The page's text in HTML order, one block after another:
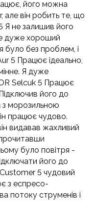
його можна
він робить те, що
Я не залишив його
дуже хороший
було без проблем, і
5 Працює ідеально,
Я дуже
Selcuk 5 Працює
його до
з морозильною
працює чудово.
видавав жахливий
було повітря -
його до
5 чудовий
з еспресо-
потоку струменів і